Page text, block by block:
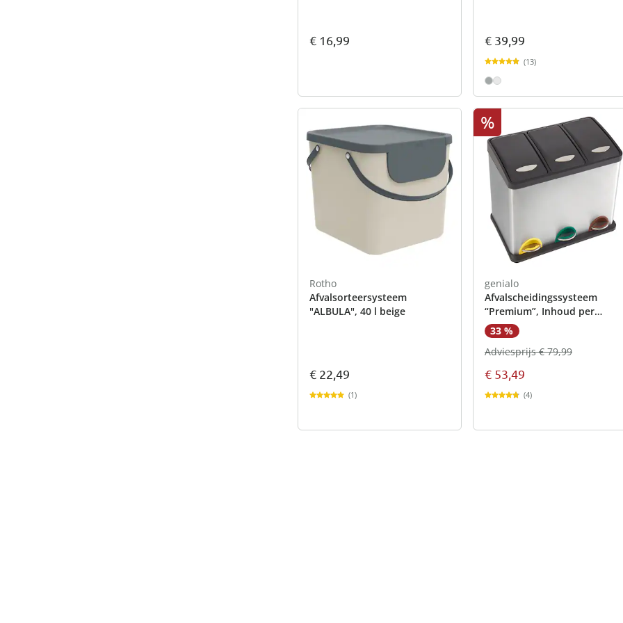
€ 16,99 € 39,99
(13)
Rotho
Afvalsorteersysteem
"ALBULA", 40 l beige
€ 22,49
(1)
%
genialo
Afvalscheidingssysteem
“Premium”, Inhoud per
emmer 8l
33 %
€ 53,49
Adviesprijs € 79,99
(4)